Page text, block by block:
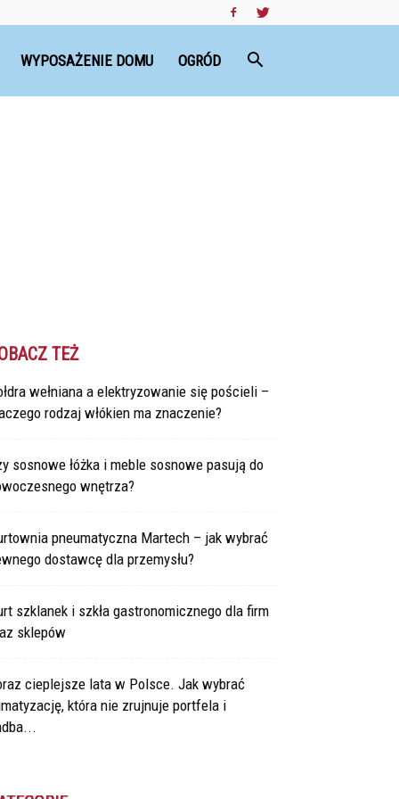
WYPOSAŻENIE DOMU OGRÓD
TEŻ
wełniana a elektryzowanie się pościeli –
rodzaj włókien ma znaczenie?
sosnowe łóżka i meble sosnowe pasują do
wnętrza?
pneumatyczna Martech – jak wybrać
dostawcę dla przemysłu?
szklanek i szkła gastronomicznego dla firm
sklepów
cieplejsze lata w Polsce. Jak wybrać
która nie zrujnuje portfela i